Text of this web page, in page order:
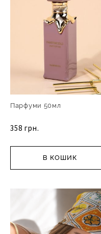
Парфуми 50мл
358 грн.
В КОШИК